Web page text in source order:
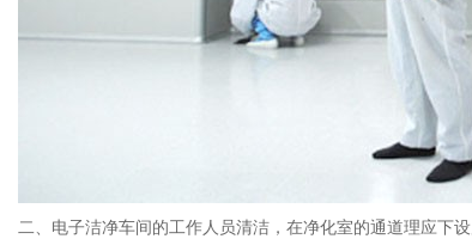
二、电子洁净车间的工作人员清洁，在净化室的通道理应下